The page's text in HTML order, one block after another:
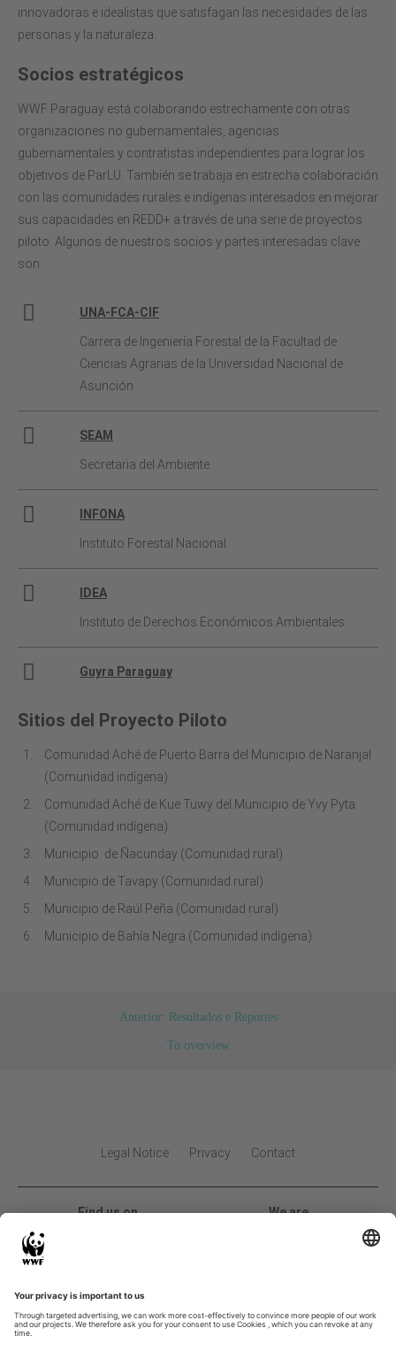
innovadoras e idealistas que satisfagan las necesidades de las
personas y la naturaleza.
Socios estratégicos
WWF Paraguay está colaborando estrechamente con otras
organizaciones no gubernamentales, agencias
gubernamentales y contratistas independientes para lograr los
objetivos de ParLU. También se trabaja en estrecha colaboración
con las comunidades rurales e indígenas interesados en mejorar
sus capacidades en REDD+ a través de una serie de proyectos
piloto. Algunos de nuestros socios y partes interesadas clave
son:
UNA-FCA-CIF
Carrera de Ingeniería Forestal de la Facultad de
Ciencias Agrarias de la Universidad Nacional de
Asunción
SEAM
Secretaria del Ambiente
INFONA
Instituto Forestal Nacional
IDEA
Instituto de Derechos Económicos Ambientales
Guyra Paraguay
Sitios del Proyecto Piloto
Comunidad Aché de Puerto Barra del Municipio de Naranjal
(Comunidad indígena)
Comunidad Aché de Kue Tuwy del Municipio de Yvy Pyta
(Comunidad indígena)
Municipio de Ñacunday (Comunidad rural)
Municipio de Tavapy (Comunidad rural)
Municipio de Raúl Peña (Comunidad rural)
Municipio de Bahía Negra (Comunidad indígena)
Anterior: Resultados e Reportes
To overview
Legal Notice Privacy Contact
Find us on We are